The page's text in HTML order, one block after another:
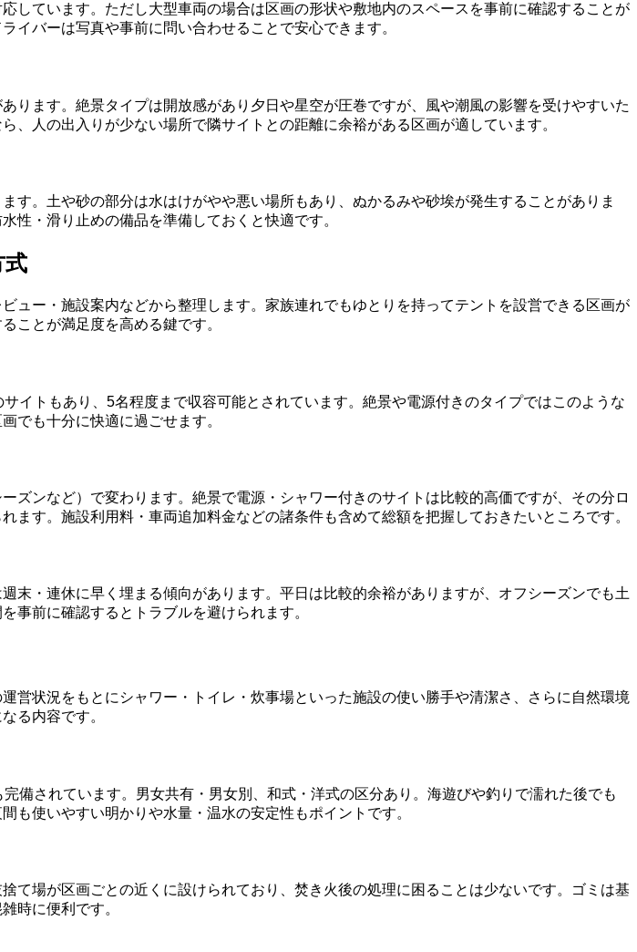
しています。ただし大型車両の場合は区画の形状や敷地内のスペースを事前に確認することが
イバーは写真や事前に問い合わせることで安心できます。
ます。絶景タイプは開放感があり夕日や星空が圧巻ですが、風や潮風の影響を受けやすいた
人の出入りが少ない場所で隣サイトとの距離に余裕がある区画が適しています。
。土や砂の部分は水はけがやや悪い場所もあり、ぬかるみや砂埃が発生することがありま
性・滑り止めの備品を準備しておくと快適です。
式
ュー・施設案内などから整理します。家族連れでもゆとりを持ってテントを設営できる区画が
ことが満足度を高める鍵です。
サイトもあり、5名程度まで収容可能とされています。絶景や電源付きのタイプではこのような
でも十分に快適に過ごせます。
ンなど）で変わります。絶景で電源・シャワー付きのサイトは比較的高価ですが、その分ロ
す。施設利用料・車両追加料金などの諸条件も含めて総額を把握しておきたいところです。
末・連休に早く埋まる傾向があります。平日は比較的余裕がありますが、オフシーズンでも土
事前に確認するとトラブルを避けられます。
営状況をもとにシャワー・トイレ・炊事場といった施設の使い勝手や清潔さ、さらに自然環境
る内容です。
備されています。男女共有・男女別、和式・洋式の区分あり。海遊びや釣りで濡れた後でも
も使いやすい明かりや水量・温水の安定性もポイントです。
場が区画ごとの近くに設けられており、焚き火後の処理に困ることは少ないです。ゴミは基
時に便利です。